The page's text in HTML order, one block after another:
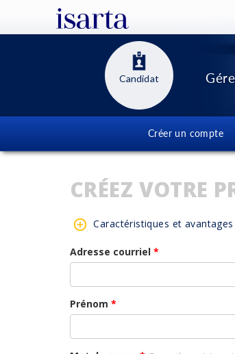
Candidat
Créer un compte
CRÉEZ VOTRE
Caractéristiques et avantages
Adresse courriel *
Prénom *